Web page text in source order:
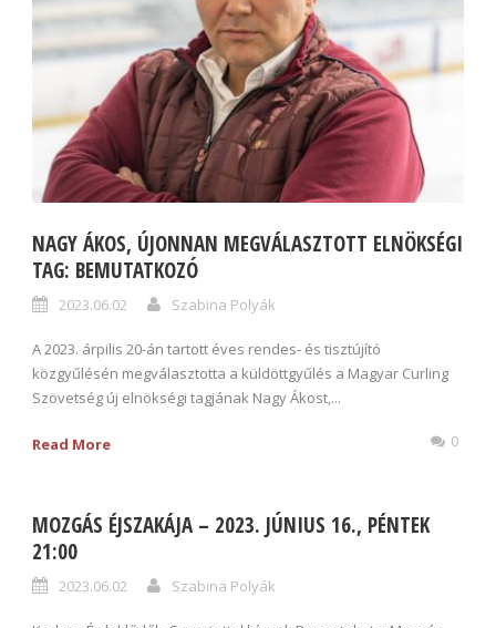
NAGY ÁKOS, ÚJONNAN MEGVÁLASZTOTT ELNÖKSÉGI
TAG: BEMUTATKOZÓ
2023.06.02 Szabina Polyák
A 2023. árpilis 20-án tartott éves rendes- és tisztújító
közgyűlésén megválasztotta a küldöttgyűlés a Magyar Curling
Szövetség új elnökségi tagjának Nagy Ákost,...
Read More 0
MOZGÁS ÉJSZAKÁJA – 2023. JÚNIUS 16., PÉNTEK
21:00
2023.06.02 Szabina Polyák